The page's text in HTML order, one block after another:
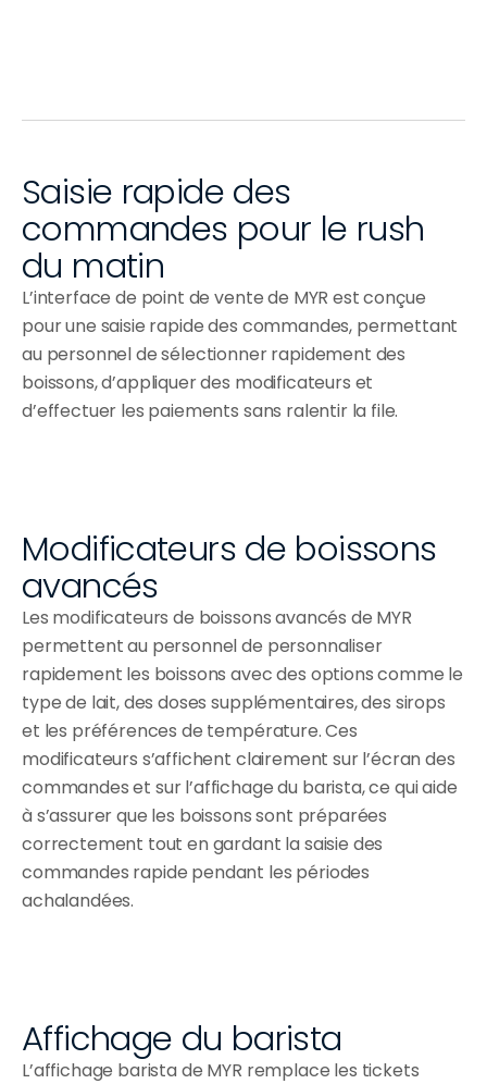
Saisie rapide des
commandes pour le rush
du matin
L’interface de point de vente de MYR est conçue
pour une saisie rapide des commandes, permettant
au personnel de sélectionner rapidement des
boissons, d’appliquer des modificateurs et
d’effectuer les paiements sans ralentir la file.
Modificateurs de boissons
avancés
Les modificateurs de boissons avancés de MYR
permettent au personnel de personnaliser
rapidement les boissons avec des options comme le
type de lait, des doses supplémentaires, des sirops
et les préférences de température. Ces
modificateurs s’affichent clairement sur l’écran des
commandes et sur l’affichage du barista, ce qui aide
à s’assurer que les boissons sont préparées
correctement tout en gardant la saisie des
commandes rapide pendant les périodes
achalandées.
Affichage du barista
L’affichage barista de MYR remplace les tickets